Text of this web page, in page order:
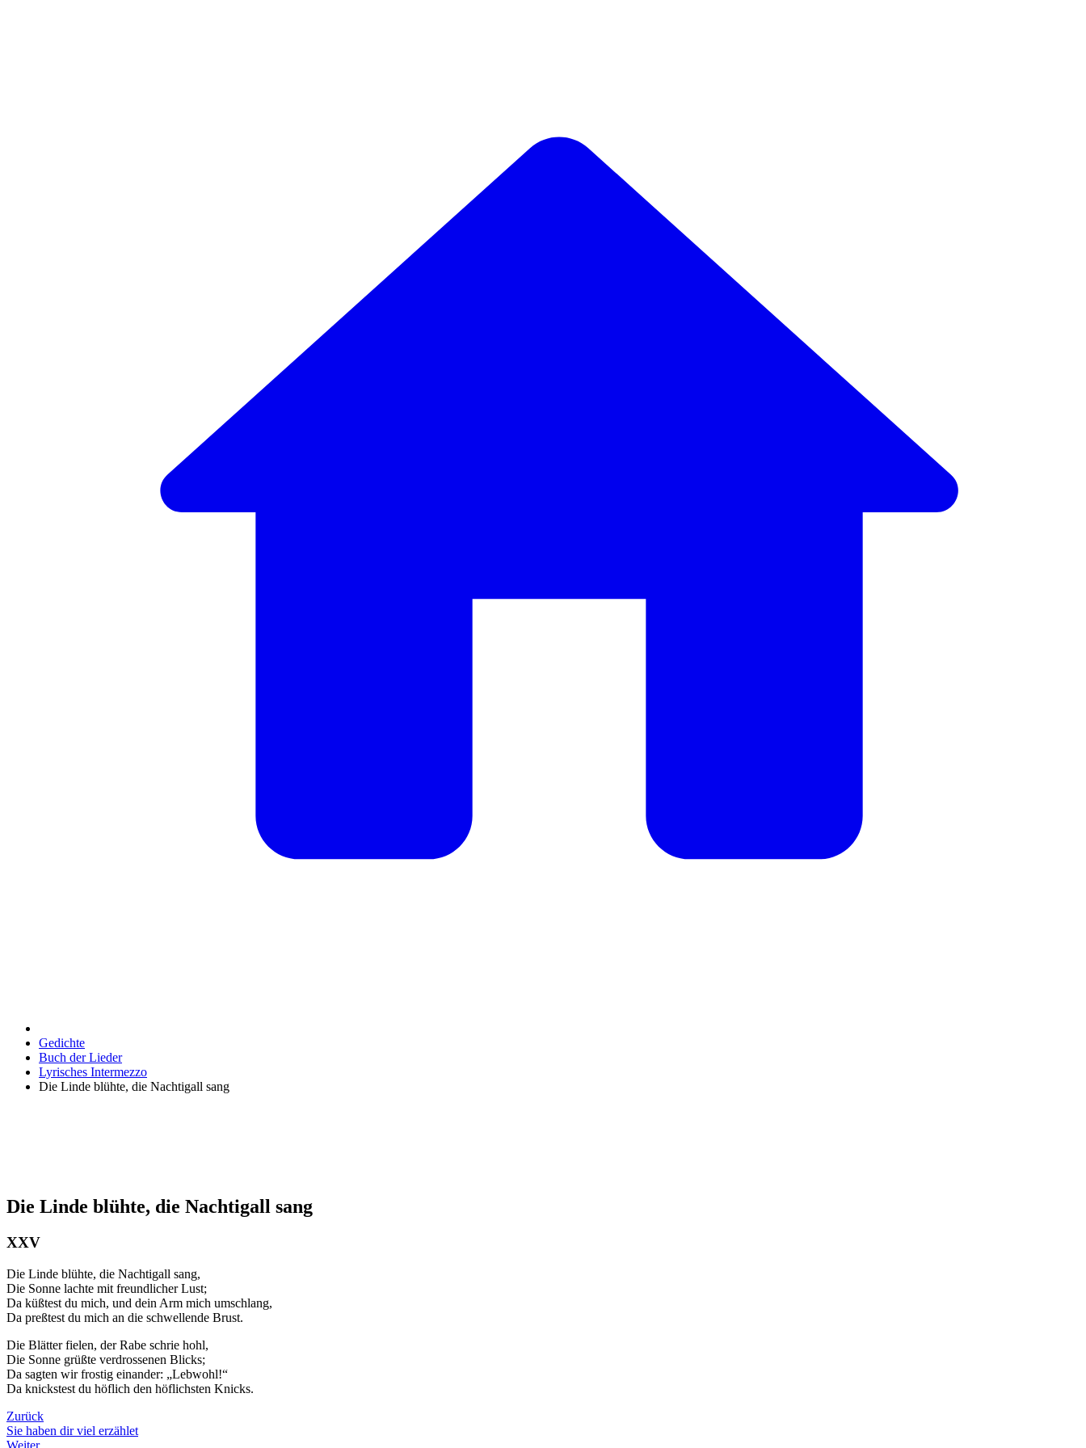
Gedichte
Buch der Lieder
Lyrisches Intermezzo
Die Linde blühte, die Nachtigall sang
Die Linde blühte, die Nachtigall sang
XXV
Die Linde blühte, die Nachtigall sang,
Die Sonne lachte mit freundlicher Lust;
Da küßtest du mich, und dein Arm mich umschlang,
Da preßtest du mich an die schwellende Brust.
Die Blätter fielen, der Rabe schrie hohl,
Die Sonne grüßte verdrossenen Blicks;
Da sagten wir frostig einander: „Lebwohl!“
Da knickstest du höflich den höflichsten Knicks.
Zurück
Sie haben dir viel erzählet
Weiter